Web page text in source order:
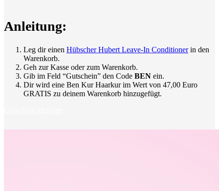
Anleitung:
Leg dir einen Hübscher Hubert Leave-In Conditionerin den
Warenkorb.
Geh zur Kasse oder zum Warenkorb.
Gib im Feld “Gutschein” den Code BEN ein.
Dir wird eine Ben Kur Haarkur im Wert von 47,00 Euro
GRATIS zu deinem Warenkorb hinzugefügt.